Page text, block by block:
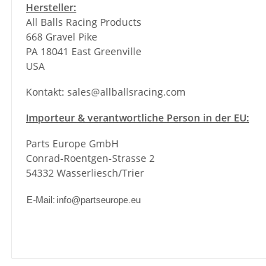
Hersteller:
All Balls Racing Products
668 Gravel Pike
PA 18041 East Greenville
USA
Kontakt: sales@allballsracing.com
Importeur & verantwortliche Person in der EU:
Parts Europe GmbH
Conrad-Roentgen-Strasse 2
54332 Wasserliesch/Trier
E-Mail: info@partseurope.eu